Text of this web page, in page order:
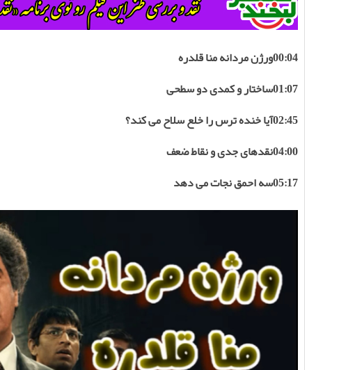
00:04ورژن مردانه منا قلدره
01:07ساختار و کمدی دو سطحی
02:45آیا خنده ترس را خلع سلاح می کند؟
04:00نقدهای جدی و نقاط ضعف
05:17سه احمق نجات می دهد